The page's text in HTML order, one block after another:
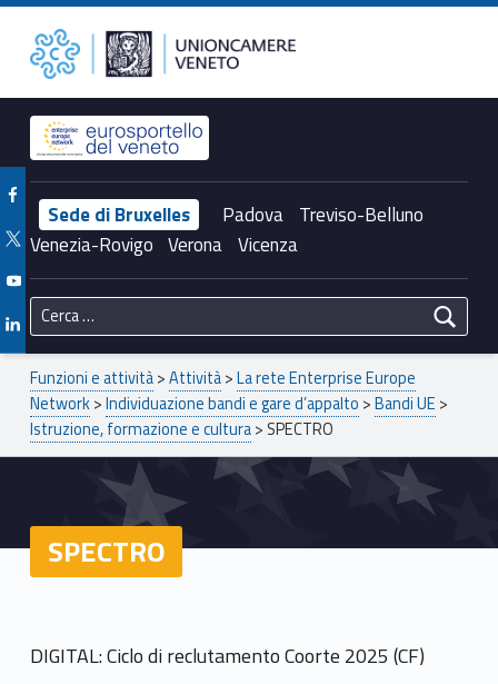
SPECTRO – Unioncamere del Veneto Unioncamere del Veneto
Header info sidebar
Sede di Bruxelles Padova Treviso-Belluno
Venezia-Rovigo Verona Vicenza
Facebook Unioncamere Veneto
Twitter Unioncamere Veneto
Youtube Unioncamere Veneto
Linkedin Unioncamere Veneto
Ricerca per:
Breadcrumbs navigation
Funzioni e attività>Attività>La rete Enterprise Europe
Network>Individuazione bandi e gare d’appalto >Bandi UE >
Istruzione, formazione e cultura> SPECTRO
SPECTRO
DIGITAL: Ciclo di reclutamento Coorte 2025 (CF)